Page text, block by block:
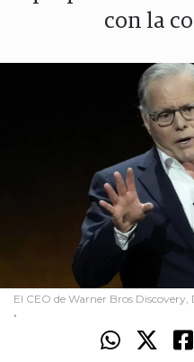
con la
El CEO de Warner Bros Discovery,
.